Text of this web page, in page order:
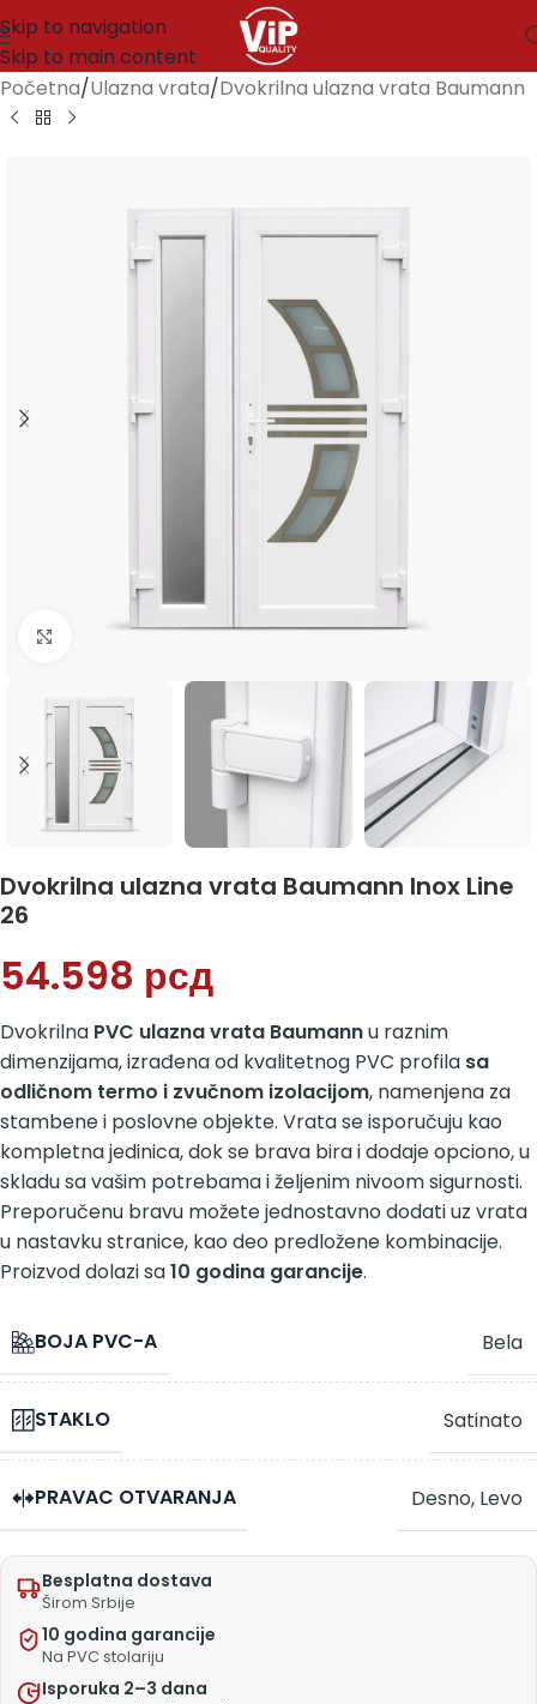
Skip to navigation
Skip to main content
Početna/Ulazna vrata/Dvokrilna ulazna vrata Baumann
Klikni da uvećaš
Dvokrilna ulazna vrata Baumann Inox Line
26
54.598 рсд
Dvokrilna PVC ulazna vrata Baumannu raznim
dimenzijama, izrađena od kvalitetnog PVC profila sa
odličnom termo i zvučnom izolacijom, namenjena za
stambene i poslovne objekte. Vrata se isporučuju kao
kompletna jedinica, dok se brava bira i dodaje opciono, u
skladu sa vašim potrebama i željenim nivoom sigurnosti.
Preporučenu bravu možete jednostavno dodati uz vrata
u nastavku stranice, kao deo predložene kombinacije.
Proizvod dolazi sa10 godina garancije.
BOJA PVC-A Bela
STAKLO Satinato
PRAVAC OTVARANJA Desno, Levo
Besplatna dostava
Širom Srbije
10 godina garancije
Na PVC stolariju
Isporuka 2–3 dana